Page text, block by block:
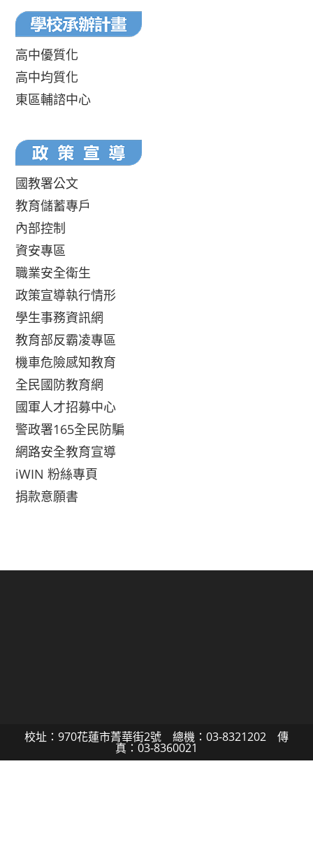
高中優質化
高中均質化
東區輔諮中心
國教署公文
教育儲蓄專戶
內部控制
資安專區
職業安全衛生
政策宣導執行情形
學生事務資訊網
教育部反霸凌專區
機車危險感知教育
全民國防教育網
國軍人才招募中心
警政署165全民防騙
網路安全教育宣導
iWIN 粉絲專頁
捐款意願書
校址：970花蓮市菁華街2號 總機：03-8321202 傳
真：03-8360021